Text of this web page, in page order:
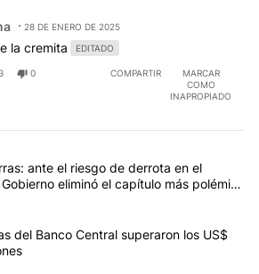
28 DE ENERO DE 2025
la cremita EDITADO
3 0 COMPARTIR
MARCAR
COMO
INAPROPIADO
artículos con más comentarios en los
con el título "Ley de Tierras: ante el
ante el riesgo de derrota en el
eliminó el capítulo más polémico
con el título "Las reservas del Banco
del Banco Central superaron los US$